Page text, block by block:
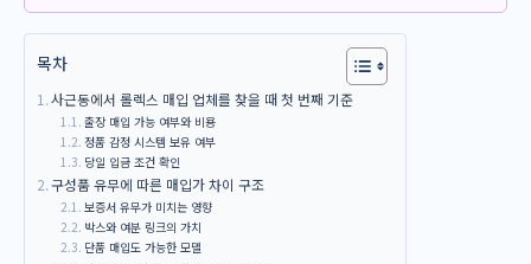
목차
사근동에서 롤렉스 매입 업체를 찾을 때 첫 번째 기준
출장 매입 가능 여부와 비용
정품 감정 시스템 보유 여부
당일 입금 조건 확인
구성품 유무에 따른 매입가 차이 구조
보증서 유무가 미치는 영향
박스와 여분 링크의 가치
단품 매입도 가능한 모델